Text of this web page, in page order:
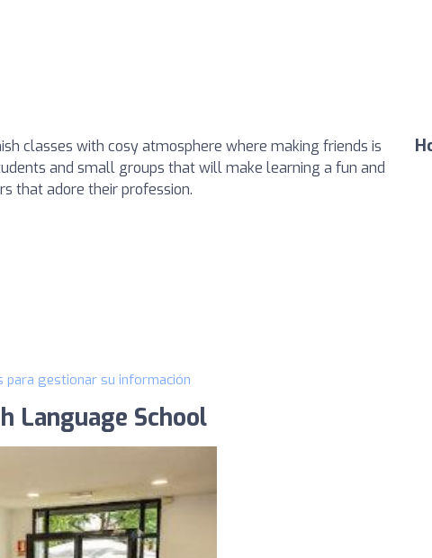
classes with cosy atmosphere where making friends is
and small groups that will make learning a fun and
that adore their profession.
para gestionar su información
Language School